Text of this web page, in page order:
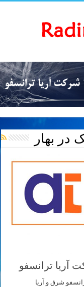
بهار
آریا ترانسفو
شرق و آریا